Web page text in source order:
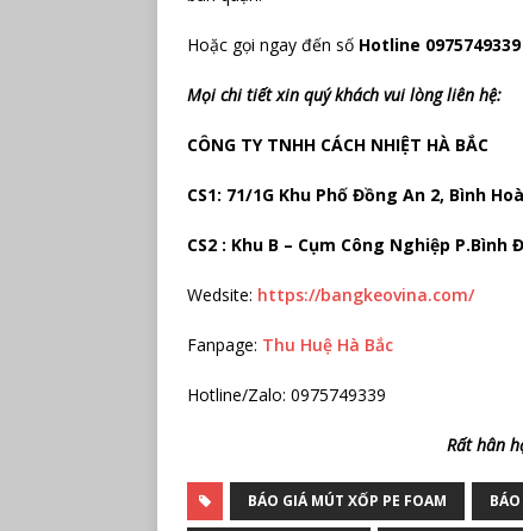
Hoặc gọi ngay đến số Hotline 0975749339
Mọi chi tiết xin quý khách vui lòng liên hệ:
CÔNG TY TNHH CÁCH NHIỆT HÀ BẮC
CS1: 71/1G Khu Phố Đồng An 2, Bình
CS2 : Khu B – Cụm Công Nghiệp
Wedsite: https://bangkeovina.com/
Fanpage: Thu Huệ Hà Bắc
Hotline/Zalo: 0975749339
Rất hân
BÁO GIÁ MÚT XỐP PE FOAM